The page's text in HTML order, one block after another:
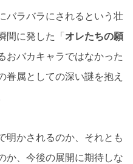
バラバラにされるという壮
間に発した「オレたちの願
おバカキャラではなかった
眷属としての深い謎を抱え
明かされるのか、それとも
か、今後の展開に期待しな